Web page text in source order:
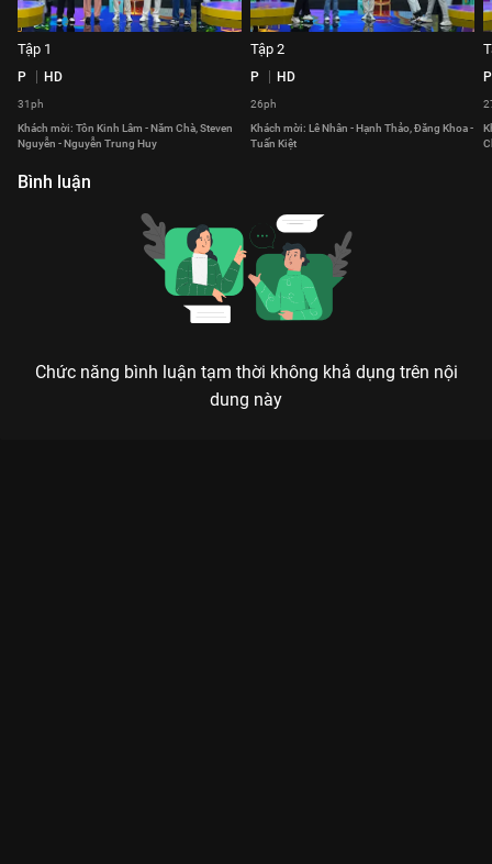
Tập 1
P HD
31ph
Khách mời: Tôn Kinh Lâm - Năm Chà, Steven
Nguyễn - Nguyễn Trung Huy
Tập 2
P HD
26ph
Khách mời: Lê Nhân - Hạnh Thảo, Đăng Khoa -
Tuấn Kiệt
P
Bình luận
Chức năng bình luận tạm thời không khả dụng trên nội
dung này